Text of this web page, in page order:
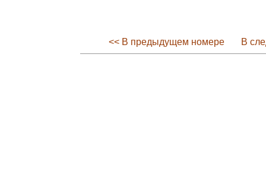
<< В предыдущем номере В